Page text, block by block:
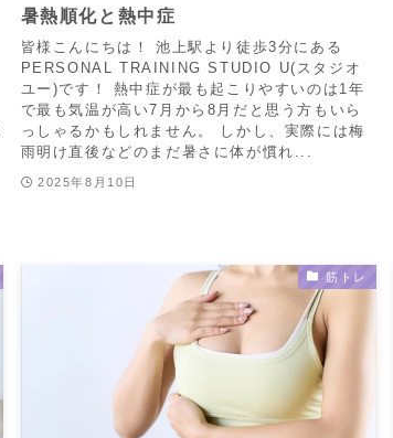
暑熱順化と熱中症
皆様こんにちは！ 池上駅より徒歩3分にある
PERSONAL TRAINING STUDIO U(スタジオ
ユー)です！ 熱中症が最も起こりやすいのは1年
で最も気温が高い7月から8月だと思う方もいら
っしゃるかもしれません。 しかし、実際には梅
雨明け直後などのまだ暑さに体が慣れ...
2025年8月10日
筋トレ